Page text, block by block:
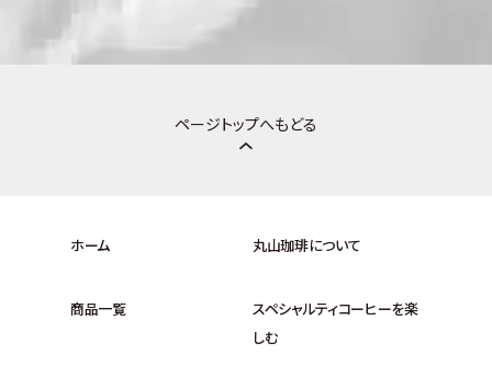
ページトップへもどる
ホーム 丸山珈琲について
商品一覧
スペシャルティコーヒーを楽
しむ